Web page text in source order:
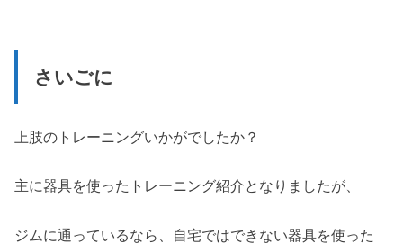
さいごに
上肢のトレーニングいかがでしたか？
主に器具を使ったトレーニング紹介となりましたが、
ジムに通っているなら、自宅ではできない器具を使った